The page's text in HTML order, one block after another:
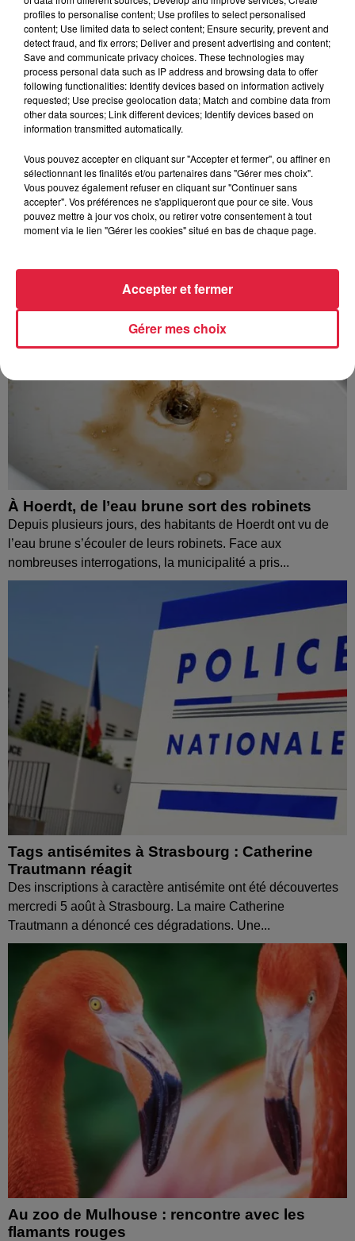
6 août 2026
Au zoo de Mulhouse : rencontre
avec les flamants rouges
À découvrir également
À Hoerdt, de l’eau brune sort des robinets
Depuis plusieurs jours, des habitants de Hoerdt ont vu de
l’eau brune s’écouler de leurs robinets. Face aux
nombreuses interrogations, la municipalité a pris...
Tags antisémites à Strasbourg : Catherine
Trautmann réagit
Des inscriptions à caractère antisémite ont été découvertes
mercredi 5 août à Strasbourg. La maire Catherine
Trautmann a dénoncé ces dégradations. Une...
Au zoo de Mulhouse : rencontre avec les
flamants rouges
profiles to personalise content; Use profiles to select personalised
content; Use limited data to select content; Ensure security, prevent and
detect fraud, and fix errors; Deliver and present advertising and content;
Save and communicate privacy choices. These technologies may
process personal data such as IP address and browsing data to offer
following functionalities: Identify devices based on information actively
requested; Use precise geolocation data; Match and combine data from
other data sources; Link different devices; Identify devices based on
information transmitted automatically.
Vous pouvez accepter en cliquant sur "Accepter et fermer", ou affiner en
sélectionnant les finalités et/ou partenaires dans "Gérer mes choix".
Vous pouvez également refuser en cliquant sur "Continuer sans
accepter". Vos préférences ne s'appliqueront que pour ce site. Vous
pouvez mettre à jour vos choix, ou retirer votre consentement à tout
moment via le lien "Gérer les cookies" situé en bas de chaque page.
Gérer mes choix
Accepter et fermer